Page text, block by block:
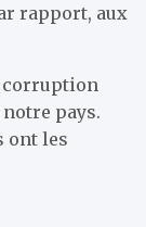
rapport, aux
corruption
pays.
ont les